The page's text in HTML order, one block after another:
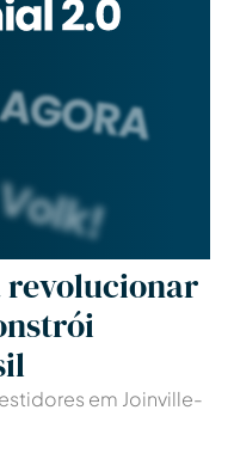
revolucionar
em Joinville-